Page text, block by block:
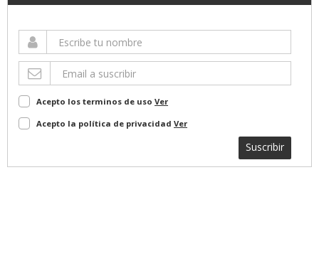
Acepto los terminos de uso Ver
Acepto la política de privacidad Ver
Suscribir